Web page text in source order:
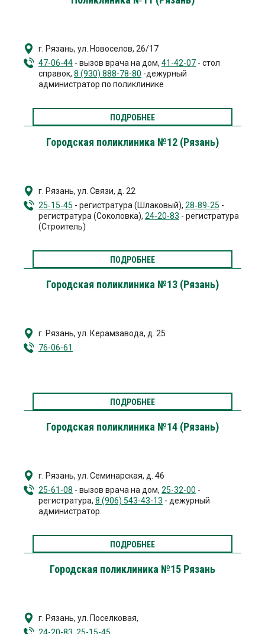
г. Рязань, ул. Новоселов, 26/17
47-06-44 - вызов врача на дом, 41-42-07 - стол
справок, 8 (930) 888-78-80 -дежурный
администратор по поликлинике
ПОДРОБНЕЕ
Городская поликлиника №12 (Рязань)
г. Рязань, ул. Связи, д. 22
25‐15‐45 - регистратура (Шлаковый), 28‐89‐25 -
регистратура (Соколовка), 24‐20‐83 - регистратура
(Строитель)
ПОДРОБНЕЕ
Городская поликлиника №13 (Рязань)
г. Рязань, ул. Керамзавода, д. 25
76-06-61
ПОДРОБНЕЕ
Городская поликлиника №14 (Рязань)
г. Рязань, ул. Семинарская, д. 46
25-61-08 - вызов врача на дом, 25-32-00 -
регистратура, 8 (906) 543-43-13 - дежурный
администратор.
ПОДРОБНЕЕ
Городская поликлиника №15 Рязань
г. Рязань, ул. Поселковая,